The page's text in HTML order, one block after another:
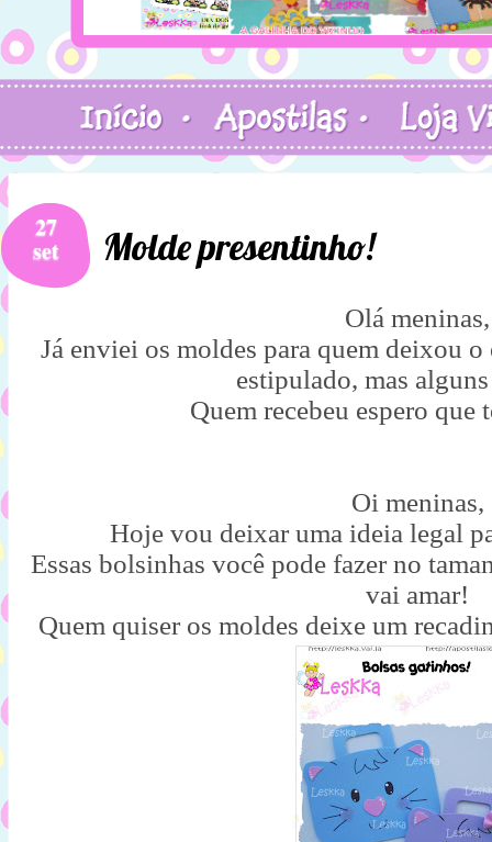
27
set Molde presentinho!
Olá meninas,
Já enviei os moldes para quem deixou
estipulado, mas
Quem recebeu espero que
Oi meninas,
Hoje vou deixar uma ideia legal
Essas bolsinhas você pode fazer no
vai amar!
Quem quiser os moldes deixe um